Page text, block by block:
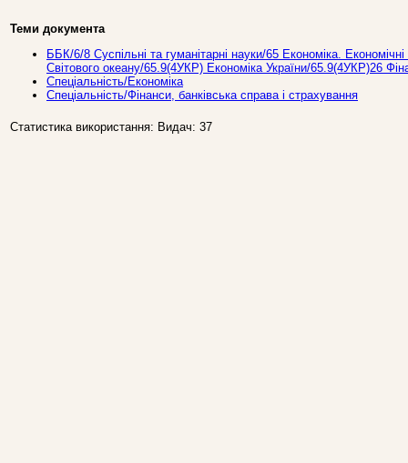
Теми документа
ББК/6/8 Суспільні та гуманітарні науки/65 Економіка.
Світового океану/65.9(4УКР) Економіка України/65.9(4УКР)26
Спеціальність/Економіка
Спеціальність/Фінанси, банківська справа і страхування
Статистика використання: Видач: 37